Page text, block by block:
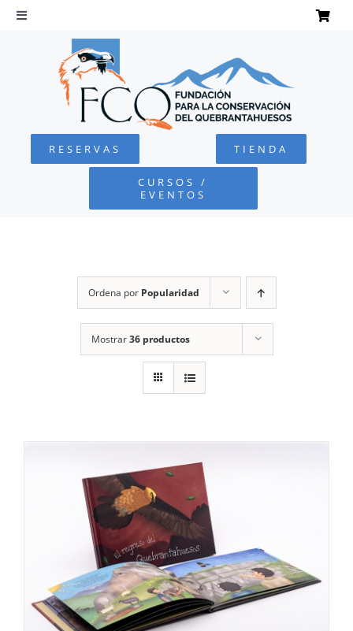
Saltar
Toggle
Navigation
QUEBRANTAHUESOS
FUNDACIÓN
RESERVAS TIENDA
CURSOS /
EVENTOS
Ordena por Popularidad
Mostrar36 productos